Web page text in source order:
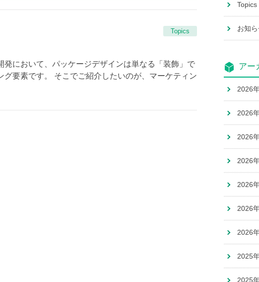
Topics
発において、パッケージデザインは単なる「装飾」で
要素です。 そこでご紹介したいのが、マーケティン
Topics
お知
アー
2026
2026
2026
2026
2026
2026
2026
2025
2025